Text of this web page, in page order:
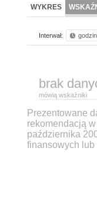
WYKRES
Interwał:
brak
mówią wskaźniki
Prezentowane
rekomendacją
października
finansowych lub